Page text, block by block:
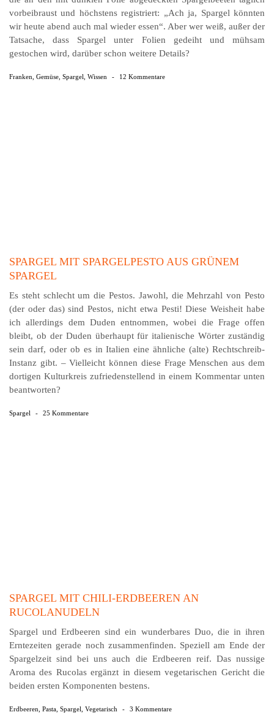
vorbeibraust und höchstens registriert: „Ach ja, Spargel könnten
wir heute abend auch mal wieder essen“. Aber wer weiß, außer der
Tatsache, dass Spargel unter Folien gedeiht und mühsam
gestochen wird, darüber schon weitere Details?
Franken Gemüse Spargel Wissen - 12 Kommentare
SPARGEL MIT SPARGELPESTO AUS GRÜNEM
SPARGEL
Es steht schlecht um die Pestos. Jawohl, die Mehrzahl von Pesto
(der oder das) sind Pestos, nicht etwa Pesti! Diese Weisheit habe
ich aller­dings dem Duden ent­nommen, wobei die Frage offen
bleibt, ob der Duden über­haupt für italienische Wörter zuständig
sein darf, oder ob es in Italien eine ähnliche (alte) Rechtschreib-
Instanz gibt. – Vielleicht können diese Frage Menschen aus dem
dortigen Kulturkreis zufriedenstellend in einem Kommentar unten
beantworten?
Spargel - 25 Kommentare
SPARGEL MIT CHILI-ERDBEEREN AN
RUCOLANUDELN
Spargel und Erdbeeren sind ein wunderbares Duo, die in ihren
Erntezeiten gerade noch zusammenfinden. Speziell am Ende der
Spargelzeit sind bei uns auch die Erdbeeren reif. Das nussige
Aroma des Rucolas ergänzt in diesem vegetarischen Gericht die
beiden ersten Komponenten bestens.
Erdbeeren Pasta Spargel Vegetarisch - 3 Kommentare